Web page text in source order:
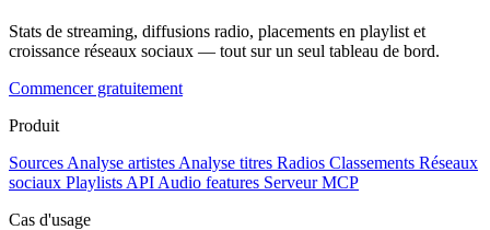
Stats de streaming, diffusions radio, placements en playlist et
croissance réseaux sociaux — tout sur un seul tableau de bord.
Commencer gratuitement
Produit
Sources Analyse artistes Analyse titres Radios Classements Réseaux
sociaux Playlists API Audio features Serveur MCP
Cas d'usage